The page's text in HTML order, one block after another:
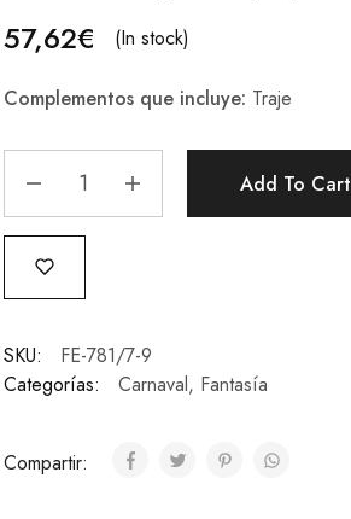
57,62€ (In stock)
Complementos que incluye: Traje
Add To Cart
SKU:
FE-781/7-9
Categorías:
Carnaval, Fantasía
Compartir: